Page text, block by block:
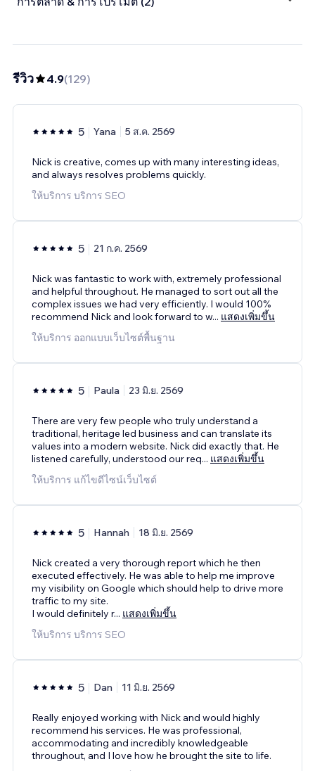
รีวิว 4.9(129)
5 Yana 5 ส.ค. 2569
Nick is creative, comes up with many interesting ideas,
and always resolves problems quickly.
ให้บริการ บริการ SEO
5 21 ก.ค. 2569
Nick was fantastic to work with, extremely professional
and helpful throughout. He managed to sort out all the
complex issues we had very efficiently. I would 100%
recommend Nick and look forward to w... แสดงเพิ่มขึ้น
ให้บริการ ออกแบบเว็บไซต์พื้นฐาน
5 Paula 23 มิ.ย. 2569
There are very few people who truly understand a
traditional, heritage led business and can translate its
values into a modern website. Nick did exactly that. He
listened carefully, understood our req... แสดงเพิ่มขึ้น
ให้บริการ แก้ไขดีไซน์เว็บไซต์
5 Hannah 18 มิ.ย. 2569
Nick created a very thorough report which he then
executed effectively. He was able to help me improve
my visibility on Google which should help to drive more
traffic to my site.
I would definitely r... แสดงเพิ่มขึ้น
ให้บริการ บริการ SEO
5 Dan 11 มิ.ย. 2569
Really enjoyed working with Nick and would highly
recommend his services. He was professional,
accommodating and incredibly knowledgeable
throughout, and I love how he brought the site to life.